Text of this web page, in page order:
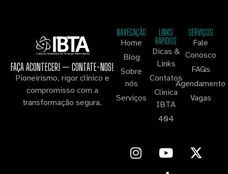
FAÇA ACONTECER! — CONTATE-NOS!
Pioneirismo, rigor clínico e
compromisso com a
transformação segura.
NAVEGAÇÃO
Home
Blog
Sobre
nós
Serviços
LINKS
RAPIDOS
Dicas &
Links
Contatos
Clinica
IBTA
404
SERVIÇOS
Fale
Conosco
FAQs
Agendamento
Vagas